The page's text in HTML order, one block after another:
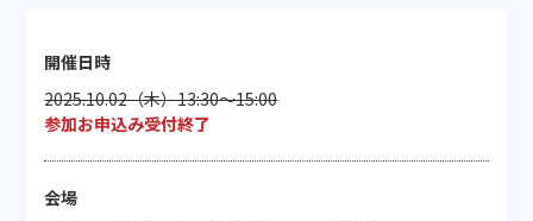
開催日時
2025.10.02（木）13:30～15:00
参加お申込み受付終了
会場